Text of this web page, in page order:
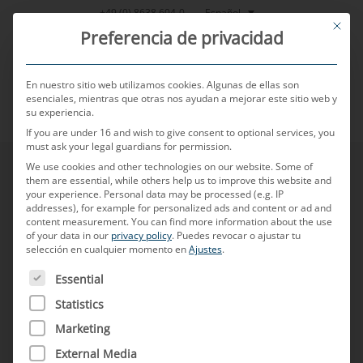
Saltar
+49 (0) 8638 604-0 Español
This
Preferencia de privacidad
En nuestro sitio web utilizamos cookies. Algunas de ellas son
esenciales, mientras que otras nos ayudan a mejorar este sitio web y
su experiencia.
If you are under 16 and wish to give consent to optional services, you
must ask your legal guardians for permission.
We use cookies and other technologies on our website. Some of
them are essential, while others help us to improve this website and
your experience. Personal data may be processed (e.g. IP
addresses), for example for personalized ads and content or ad and
content measurement.You can find more information about the use
of your data in our privacy policy. Puedes revocar o ajustar tu
selección en cualquier momento enAjustes.
A CONTINUACIÓN FIGURA UNA LISTA DE LOS GRUPOS
Essential
Statistics
Marketing
External Media